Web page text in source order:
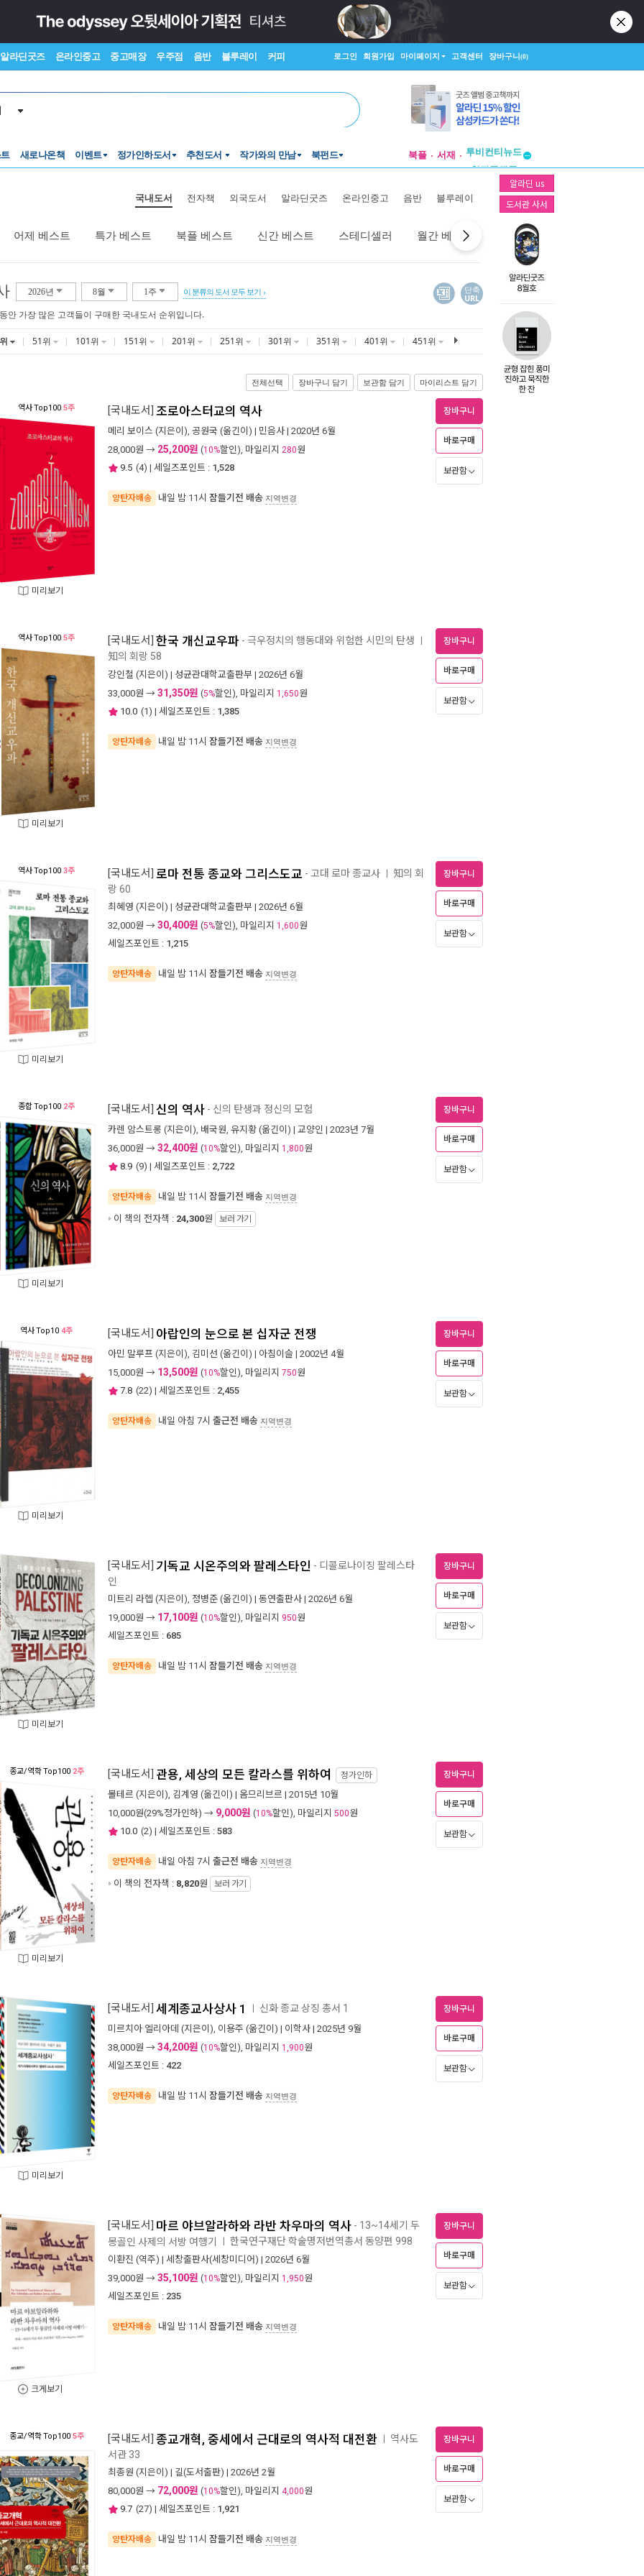
알라딘굿즈 온라인중고 중고매장 우주점 음반 블루레이 커피 로그인 회원가입 마이페이지 고객센터 장바구니(0)
새로나온책 이벤트 정가인하도서 추천도서 작가와의 만남 북펀드 북플 서재
창작플랫폼
투비컨티뉴드
알라딘 us
도서관 사서
국내도서 전자책 외국도서 알라딘굿즈 온라인중고 음반 블루레이
어제 베스트 특가 베스트 북플 베스트 신간 베스트 스테디셀러 월간 베스트 역대 베스트
2026년 8월 1주 이 분류의 도서 모두 보기
단축
URL
안 가장 많은 고객들이 구매한 국내도서 순위입니다.
51위 101위 151위 201위 251위 301위 351위 401위 451위
전체선택 장바구니 담기 보관함 담기 마이리스트 담기
역사Top100 5주
미리보기
[국내도서] 조로아스터교의 역사
메리 보이스 (지은이), 공원국 (옮긴이) | 민음사 | 2020년 6월
28,000원 → 25,200원 (10%할인), 마일리지 280원
9.5 (4) | 세일즈포인트 : 1,528
양탄자배송 내일 밤 11시 잠들기전 배송 지역변경
장바구니
바로구매
보관함
역사Top100 5주
미리보기
[국내도서] 한국 개신교우파 - 극우정치의 행동대와 위험한 시민의 탄생
知의 회랑 58
강인철 (지은이) | 성균관대학교출판부 | 2026년 6월
33,000원 → 31,350원 (5%할인), 마일리지 1,650원
10.0 (1) | 세일즈포인트 : 1,385
양탄자배송 내일 밤 11시 잠들기전 배송 지역변경
장바구니
바로구매
보관함
역사Top100 3주
미리보기
[국내도서] 로마 전통 종교와 그리스도교 - 고대 로마 종교사 知의 회
랑 60
최혜영 (지은이) | 성균관대학교출판부 | 2026년 6월
32,000원 → 30,400원 (5%할인), 마일리지 1,600원
세일즈포인트 : 1,215
양탄자배송 내일 밤 11시 잠들기전 배송 지역변경
장바구니
바로구매
보관함
종합Top100 2주
미리보기
[국내도서] 신의 역사 - 신의 탄생과 정신의 모험
카렌 암스트롱 (지은이), 배국원, 유지황 (옮긴이) | 교양인 | 2023년 7월
36,000원 → 32,400원 (10%할인), 마일리지 1,800원
8.9 (9) | 세일즈포인트 : 2,722
양탄자배송 내일 밤 11시 잠들기전 배송 지역변경
이 책의 전자책 : 24,300원 보러 가기
장바구니
바로구매
보관함
역사Top10 4주
미리보기
[국내도서] 아랍인의 눈으로 본 십자군 전쟁
아민 말루프 (지은이), 김미선 (옮긴이) | 아침이슬 | 2002년 4월
15,000원 → 13,500원 (10%할인), 마일리지 750원
7.8 (22) | 세일즈포인트 : 2,455
양탄자배송 내일 아침 7시 출근전 배송 지역변경
장바구니
바로구매
보관함
미리보기
[국내도서] 기독교 시온주의와 팔레스타인 - 디콜로나이징 팔레스타
인
미트리 라헵 (지은이), 정병준 (옮긴이) | 동연출판사 | 2026년 6월
19,000원 → 17,100원 (10%할인), 마일리지 950원
세일즈포인트 : 685
양탄자배송 내일 밤 11시 잠들기전 배송 지역변경
장바구니
바로구매
보관함
종교/역학Top100 2주
미리보기
[국내도서] 관용, 세상의 모든 칼라스를 위하여 정가인하
볼테르 (지은이), 김계영 (옮긴이) | 옴므리브르 | 2015년 10월
10,000원(29%정가인하) → 9,000원 (10%할인), 마일리지 500원
10.0 (2) | 세일즈포인트 : 583
양탄자배송 내일 아침 7시 출근전 배송 지역변경
이 책의 전자책 : 8,820원 보러 가기
장바구니
바로구매
보관함
미리보기
[국내도서] 세계종교사상사 1 신화 종교 상징 총서 1
미르치아 엘리아데 (지은이), 이용주 (옮긴이) | 이학사 | 2025년 9월
38,000원 → 34,200원 (10%할인), 마일리지 1,900원
세일즈포인트 : 422
양탄자배송 내일 밤 11시 잠들기전 배송 지역변경
장바구니
바로구매
보관함
크게보기
[국내도서] 마르 야브알라하와 라반 차우마의 역사 - 13~14세기 두
몽골인 사제의 서방 여행기 한국연구재단 학술명저번역총서 동양편 998
이환진 (역주) | 세창출판사(세창미디어) | 2026년 6월
39,000원 → 35,100원 (10%할인), 마일리지 1,950원
세일즈포인트 : 235
양탄자배송 내일 밤 11시 잠들기전 배송 지역변경
장바구니
바로구매
보관함
종교/역학Top100 5주 [국내도서] 종교개혁, 중세에서 근대로의 역사적 대전환 역사도
서관 33
최종원 (지은이) | 길(도서출판) | 2026년 2월
80,000원 → 72,000원 (10%할인), 마일리지 4,000원
9.7 (27) | 세일즈포인트 : 1,921
양탄자배송 내일 밤 11시 잠들기전 배송 지역변경
장바구니
바로구매
보관함